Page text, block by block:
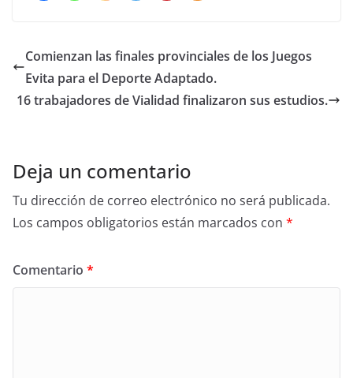
Comienzan las finales provinciales de los Juegos
Evita para el Deporte Adaptado.
16 trabajadores de Vialidad finalizaron sus estudios.
Deja un comentario
Tu dirección de correo electrónico no será publicada.
Los campos obligatorios están marcados con *
Comentario *